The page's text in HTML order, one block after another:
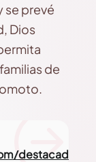
se prevé
Dios
de
destacadas/